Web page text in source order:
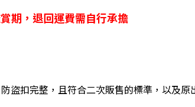
期，退回運費需自行承擔
盜扣完整，且符合二次販售的標準，以及原